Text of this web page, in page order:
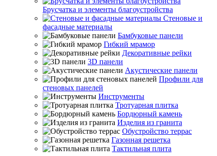
Брусчатка и элементы благоустройства
Стеновые и
фасадные материалы
Бамбуковые панели
Гибкий мрамор
Декоративные рейки
3D панели
Акустические панели
Профили для
стеновых панелей
Инструменты
Тротуарная плитка
Бордюрный камень
Изделия из гранита
Обустройство террас
Газонная решетка
Тактильная плита